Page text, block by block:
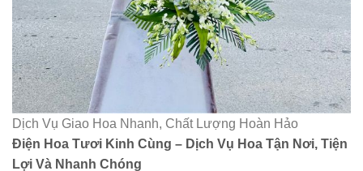
Dịch Vụ Giao Hoa Nhanh, Chất Lượng Hoàn Hảo
Điện Hoa Tươi Kinh Cùng – Dịch Vụ Hoa Tận Nơi, Tiện
Lợi Và Nhanh Chóng